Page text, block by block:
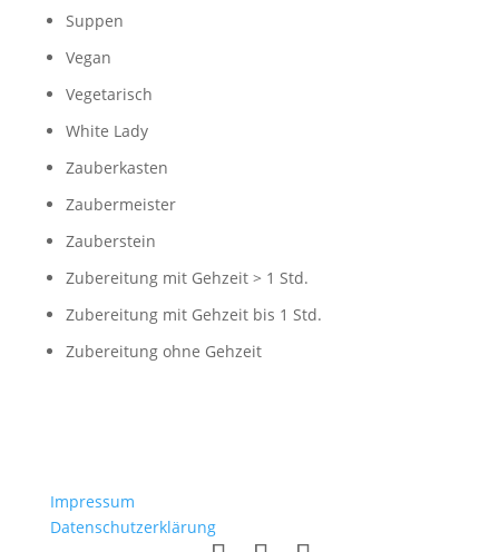
Suppen
Vegan
Vegetarisch
White Lady
Zauberkasten
Zaubermeister
Zauberstein
Zubereitung mit Gehzeit > 1 Std.
Zubereitung mit Gehzeit bis 1 Std.
Zubereitung ohne Gehzeit
Impressum
Datenschutzerklärung